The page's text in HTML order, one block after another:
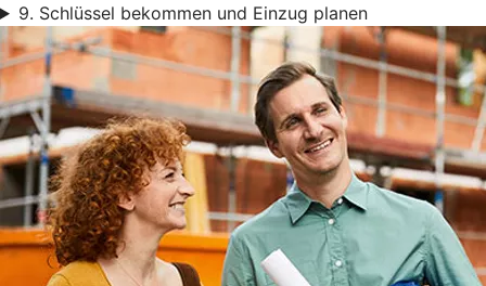
9. Schlüssel bekommen und Einzug planen